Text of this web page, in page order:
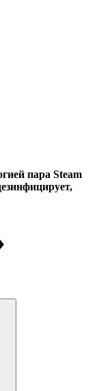
пара Steam